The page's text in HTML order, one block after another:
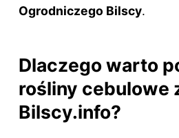
Ogrodniczego Bilscy.
Dlaczego warto
rośliny cebulowe
Bilscy.info?